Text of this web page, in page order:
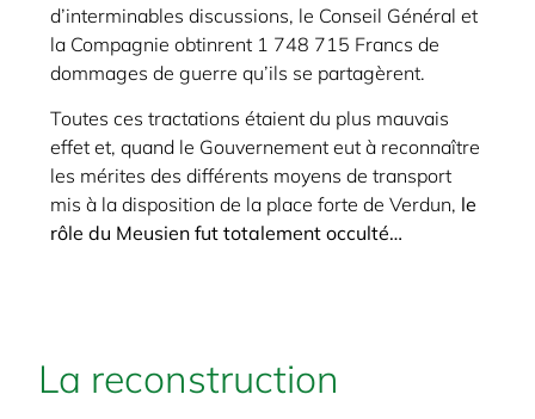
d’interminables discussions, le Conseil Général et
la Compagnie obtinrent 1 748 715 Francs de
dommages de guerre qu’ils se partagèrent.
Toutes ces tractations étaient du plus mauvais
effet et, quand le Gouvernement eut à reconnaître
les mérites des différents moyens de transport
mis à la disposition de la place forte de Verdun, le
rôle du Meusien fut totalement occulté…
La reconstruction